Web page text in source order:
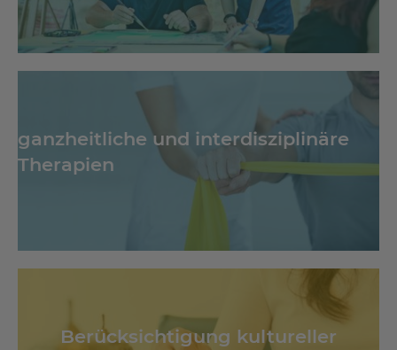
ganzheitliche und interdisziplinäre
Therapien
Berücksichtigung kultureller